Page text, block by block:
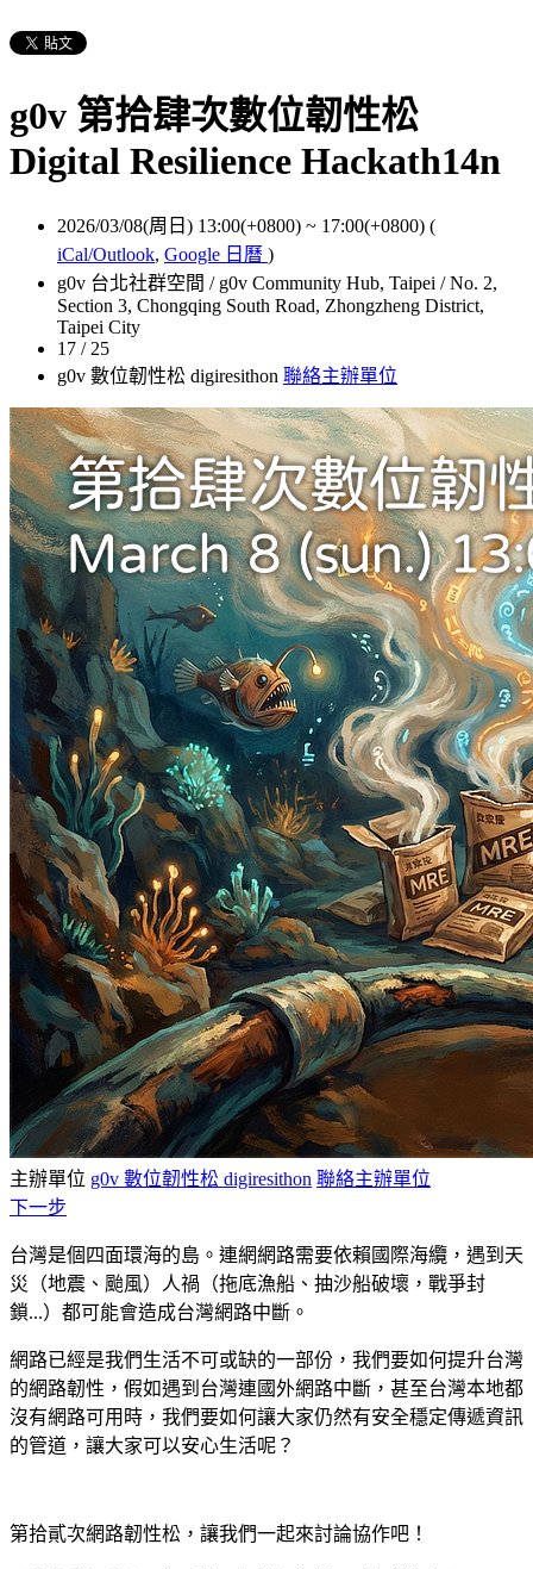
g0v 第拾肆次數位韌性松
Digital Resilience Hackath14n
2026/03/08(周日) 13:00(+0800) ~ 17:00(+0800) (
iCal/Outlook, Google 日曆 )
g0v 台北社群空間 / g0v Community Hub, Taipei / No. 2,
Section 3, Chongqing South Road, Zhongzheng District,
Taipei City
17 / 25
g0v 數位韌性松 digiresithon 聯絡主辦單位
主辦單位 g0v 數位韌性松 digiresithon 聯絡主辦單位
下一步
台灣是個四面環海的島。連網網路需要依賴國際海纜，遇到天
災（地震、颱風）人禍（拖底漁船、抽沙船破壞，戰爭封
鎖...）都可能會造成台灣網路中斷。
網路已經是我們生活不可或缺的一部份，我們要如何提升台灣
的網路韌性，假如遇到台灣連國外網路中斷，甚至台灣本地都
沒有網路可用時，我們要如何讓大家仍然有安全穩定傳遞資訊
的管道，讓大家可以安心生活呢？
第拾貳次網路韌性松，讓我們一起來討論協作吧！